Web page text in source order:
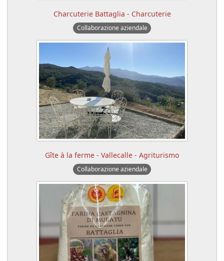
Charcuterie Battaglia - Charcuterie
Collaborazione aziendale
Gîte à la ferme - Vallecalle - Agriturismo
Collaborazione aziendale